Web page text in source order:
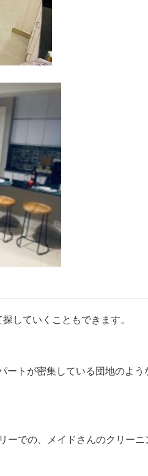
していくこともできます。
ートが密集している団地のよ
ーでの、メイドさんのクリー